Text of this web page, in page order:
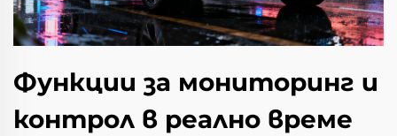
Функции за мониторинг и
контрол в реално време